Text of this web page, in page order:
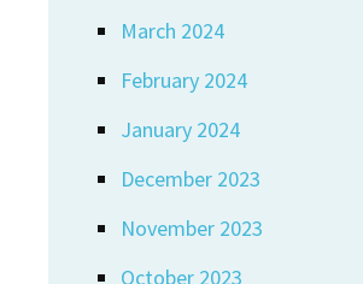
March 2024
February 2024
January 2024
December 2023
November 2023
October 2023